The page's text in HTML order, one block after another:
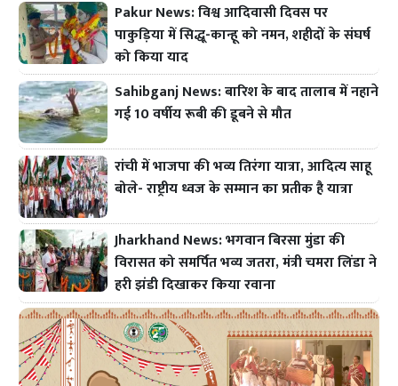
Pakur News: विश्व आदिवासी दिवस पर
पाकुड़िया में सिद्धू-कान्हू को नमन, शहीदों के संघर्ष
को किया याद
Sahibganj News: बारिश के बाद तालाब में नहाने
गई 10 वर्षीय रूबी की डूबने से मौत
रांची में भाजपा की भव्य तिरंगा यात्रा, आदित्य साहू
बोले- राष्ट्रीय ध्वज के सम्मान का प्रतीक है यात्रा
Jharkhand News: भगवान बिरसा मुंडा की
विरासत को समर्पित भव्य जतरा, मंत्री चमरा लिंडा ने
हरी झंडी दिखाकर किया रवाना